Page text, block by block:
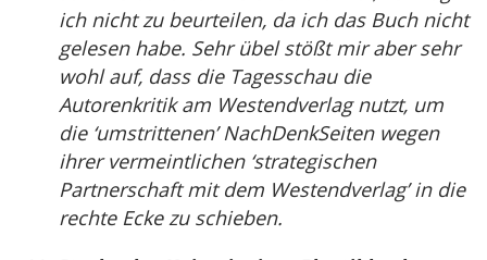
ich nicht zu beurteilen, da ich das Buch nicht
gelesen habe. Sehr übel stößt mir aber sehr
wohl auf, dass die Tagesschau die
Autorenkritik am Westendverlag nutzt, um
die ‘umstrittenen’ NachDenkSeiten wegen
ihrer vermeintlichen ‘strategischen
Partnerschaft mit dem Westendverlag’ in die
rechte Ecke zu schieben.